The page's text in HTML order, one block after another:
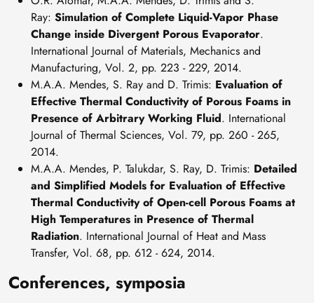
Ray: Simulation of Complete Liquid-Vapor Phase
Change inside Divergent Porous Evaporator.
International Journal of Materials, Mechanics and
Manufacturing, Vol. 2, pp. 223 - 229, 2014.
M.A.A. Mendes, S. Ray and D. Trimis: Evaluation of
Effective Thermal Conductivity of Porous Foams in
Presence of Arbitrary Working Fluid. International
Journal of Thermal Sciences, Vol. 79, pp. 260 - 265,
2014.
M.A.A. Mendes, P. Talukdar, S. Ray, D. Trimis: Detailed
and Simplified Models for Evaluation of Effective
Thermal Conductivity of Open-cell Porous Foams at
High Temperatures in Presence of Thermal
Radiation. International Journal of Heat and Mass
Transfer, Vol. 68, pp. 612 - 624, 2014.
Conferences, symposia